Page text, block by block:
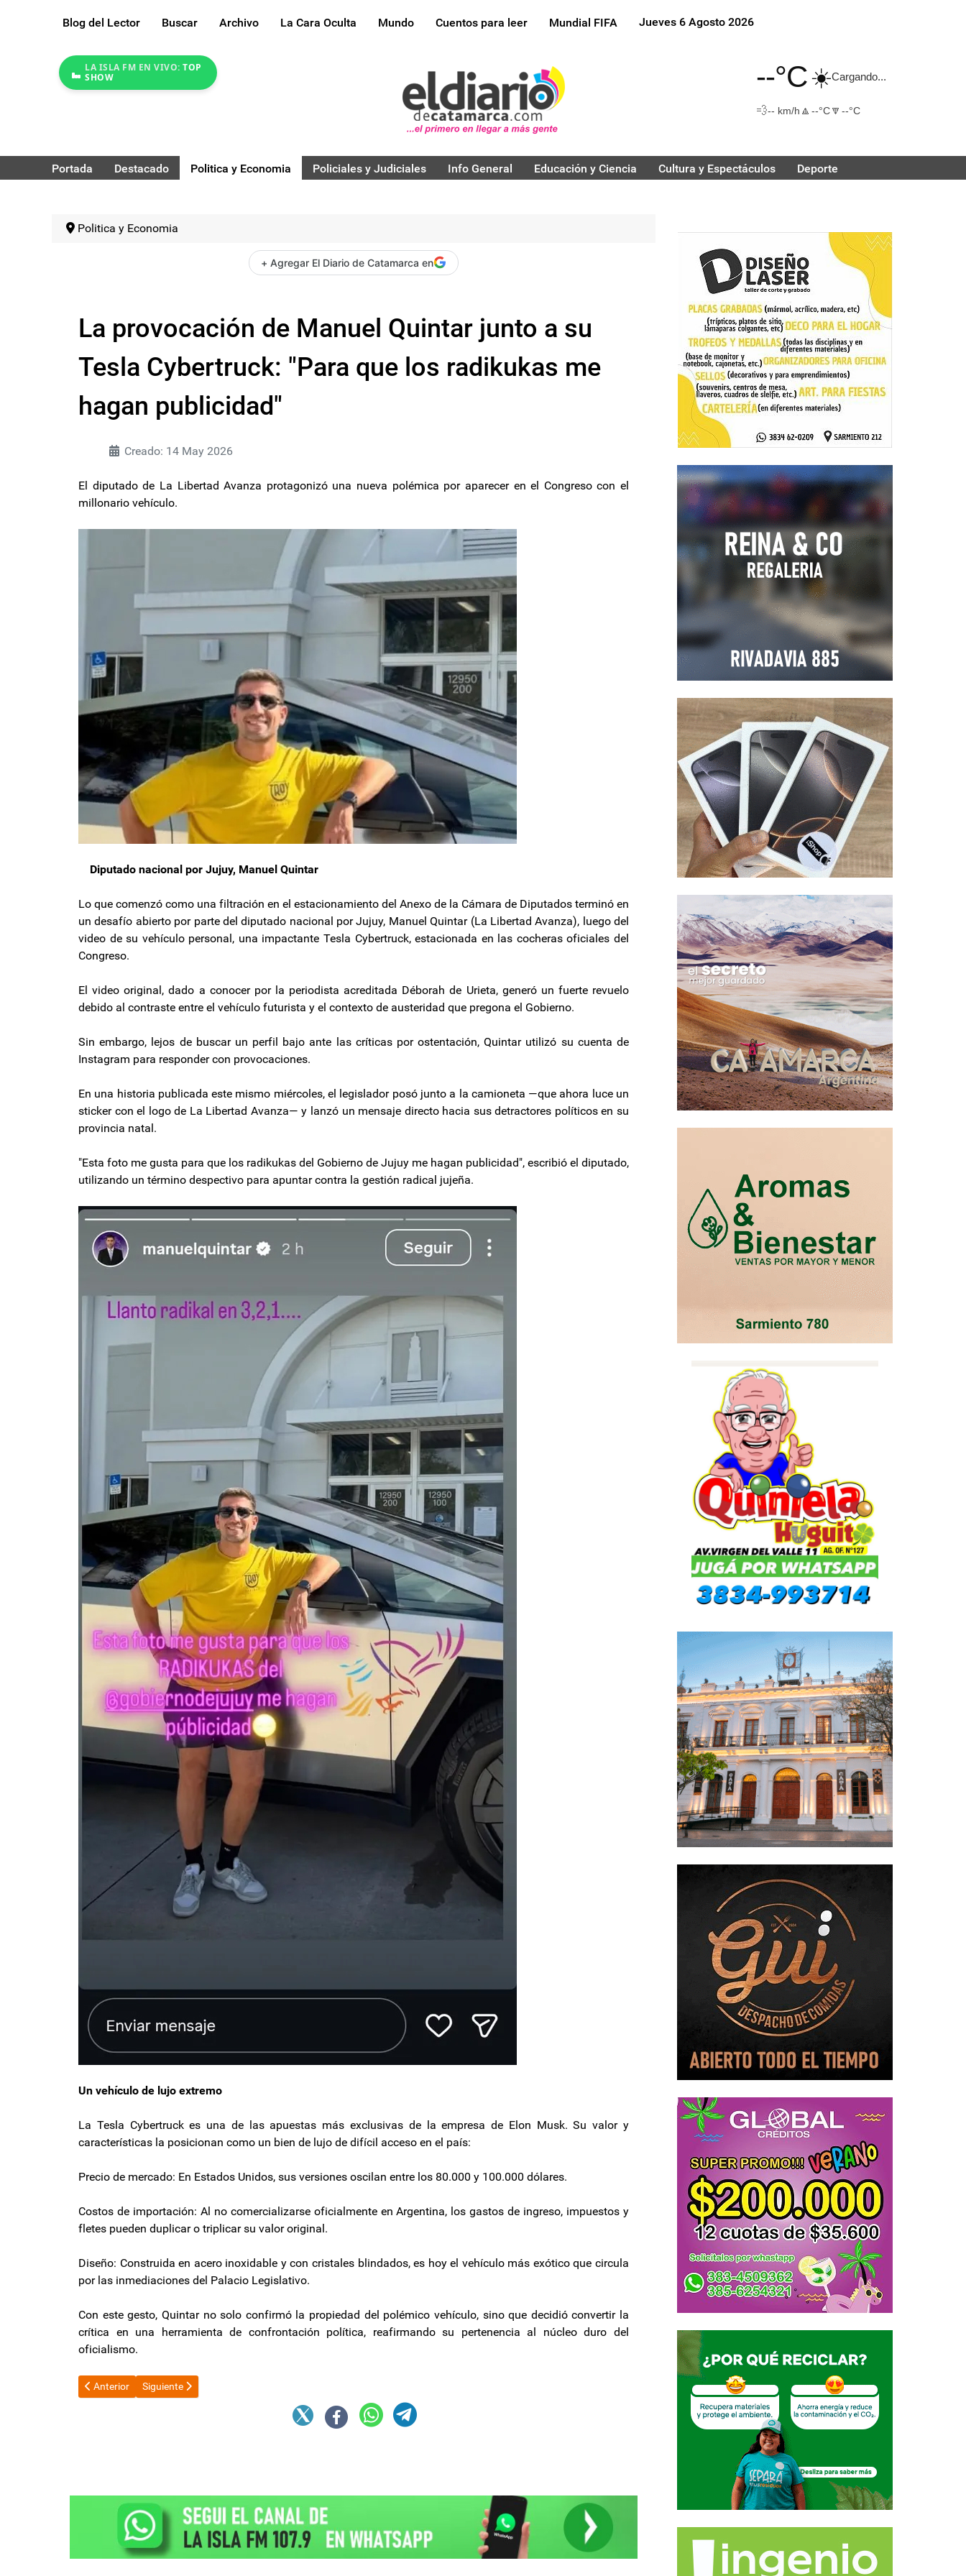
Blog del Lector Buscar Archivo La Cara Oculta Mundo Cuentos para leer Mundial FIFA Jueves 6 Agosto 2026
LA ISLA FM EN VIVO: TOP
SHOW
--°C☀️Cargando...
💨-- km/h 🔼 --°C🔽 --°C
Portada Destacado Politica y Economia Policiales y Judiciales Info General Educación y Ciencia Cultura y Espectáculos Deporte
Politica y Economia
+ Agregar El Diario de Catamarca en
La provocación de Manuel Quintar junto a su
Tesla Cybertruck: "Para que los radikukas me
hagan publicidad"
Creado: 14 May 2026
El diputado de La Libertad Avanza protagonizó una nueva polémica por aparecer en el Congreso con el
millonario vehículo.
Diputado nacional por Jujuy, Manuel Quintar
Lo que comenzó como una filtración en el estacionamiento del Anexo de la Cámara de Diputados terminó en
un desafío abierto por parte del diputado nacional por Jujuy, Manuel Quintar (La Libertad Avanza), luego del
video de su vehículo personal, una impactante Tesla Cybertruck, estacionada en las cocheras oficiales del
Congreso.
El video original, dado a conocer por la periodista acreditada Déborah de Urieta, generó un fuerte revuelo
debido al contraste entre el vehículo futurista y el contexto de austeridad que pregona el Gobierno.
Sin embargo, lejos de buscar un perfil bajo ante las críticas por ostentación, Quintar utilizó su cuenta de
Instagram para responder con provocaciones.
En una historia publicada este mismo miércoles, el legislador posó junto a la camioneta —que ahora luce un
sticker con el logo de La Libertad Avanza— y lanzó un mensaje directo hacia sus detractores políticos en su
provincia natal.
"Esta foto me gusta para que los radikukas del Gobierno de Jujuy me hagan publicidad", escribió el diputado,
utilizando un término despectivo para apuntar contra la gestión radical jujeña.
Un vehículo de lujo extremo
La Tesla Cybertruck es una de las apuestas más exclusivas de la empresa de Elon Musk. Su valor y
características la posicionan como un bien de lujo de difícil acceso en el país:
Precio de mercado: En Estados Unidos, sus versiones oscilan entre los 80.000 y 100.000 dólares.
Costos de importación: Al no comercializarse oficialmente en Argentina, los gastos de ingreso, impuestos y
fletes pueden duplicar o triplicar su valor original.
Diseño: Construida en acero inoxidable y con cristales blindados, es hoy el vehículo más exótico que circula
por las inmediaciones del Palacio Legislativo.
Con este gesto, Quintar no solo confirmó la propiedad del polémico vehículo, sino que decidió convertir la
crítica en una herramienta de confrontación política, reafirmando su pertenencia al núcleo duro del
oficialismo.
Artículo anterior: US$21.000 en efectivo y un contrato "de palabra": así es la casa que Adorni alquiló en medio de la refacción
Anterior Artículo siguiente: YPF aumenta los precios de los combustibles
Siguiente